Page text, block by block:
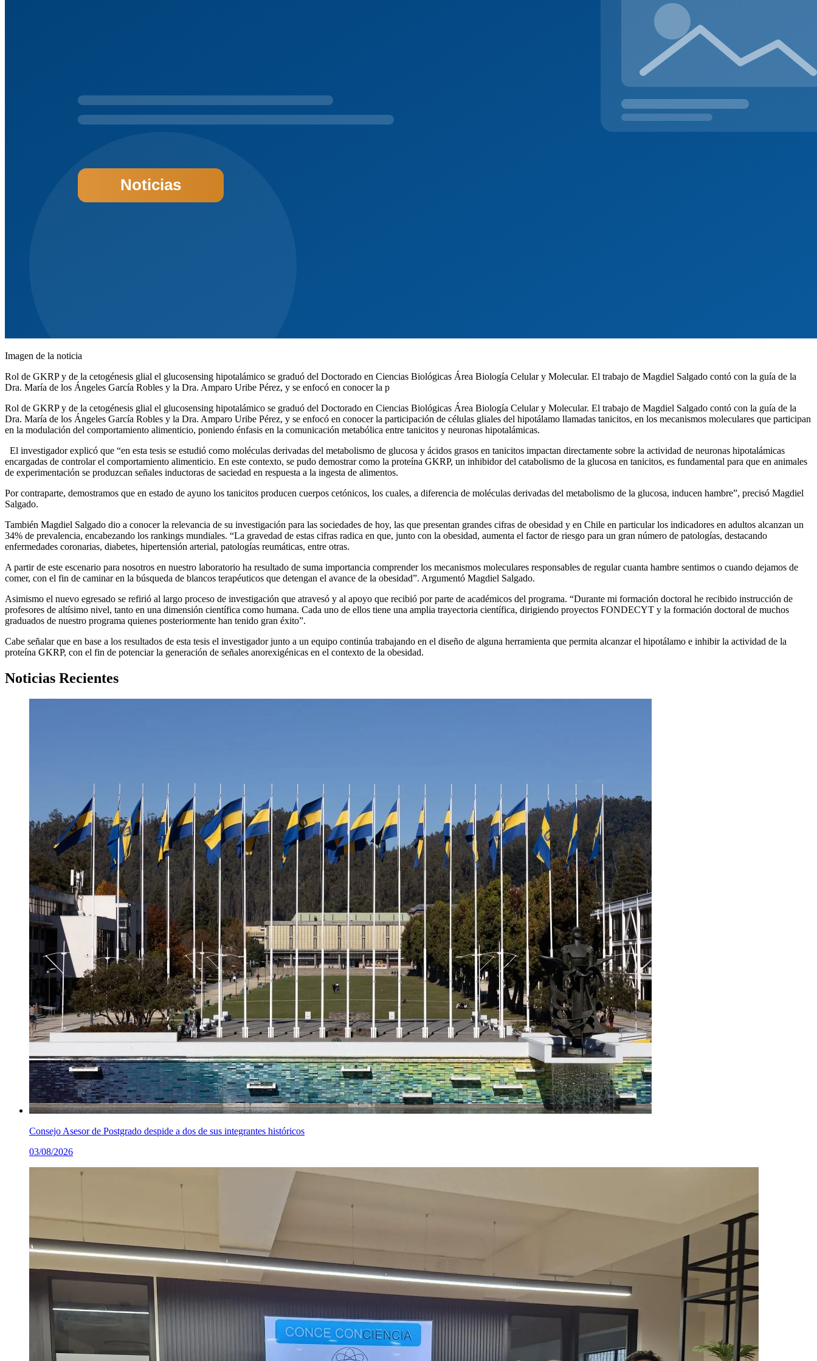
Imagen de la noticia
Rol de GKRP y de la cetogénesis glial el glucosensing hipotalámico se graduó del Doctorado en Ciencias Biológicas Área Biología Celular y Molecular. El trabajo de Magdiel Salgado contó con la guía de la
Dra. María de los Ángeles García Robles y la Dra. Amparo Uribe Pérez, y se enfocó en conocer la p
Rol de GKRP y de la cetogénesis glial el glucosensing hipotalámico se graduó del Doctorado en Ciencias Biológicas Área Biología Celular y Molecular. El trabajo de Magdiel Salgado contó con la guía de la
Dra. María de los Ángeles García Robles y la Dra. Amparo Uribe Pérez, y se enfocó en conocer la participación de células gliales del hipotálamo llamadas tanicitos, en los mecanismos moleculares que participan
en la modulación del comportamiento alimenticio, poniendo énfasis en la comunicación metabólica entre tanicitos y neuronas hipotalámicas.
El investigador explicó que “en esta tesis se estudió como moléculas derivadas del metabolismo de glucosa y ácidos grasos en tanicitos impactan directamente sobre la actividad de neuronas hipotalámicas
encargadas de controlar el comportamiento alimenticio. En este contexto, se pudo demostrar como la proteína GKRP, un inhibidor del catabolismo de la glucosa en tanicitos, es fundamental para que en animales
de experimentación se produzcan señales inductoras de saciedad en respuesta a la ingesta de alimentos.
Por contraparte, demostramos que en estado de ayuno los tanicitos producen cuerpos cetónicos, los cuales, a diferencia de moléculas derivadas del metabolismo de la glucosa, inducen hambre”, precisó Magdiel
Salgado.
También Magdiel Salgado dio a conocer la relevancia de su investigación para las sociedades de hoy, las que presentan grandes cifras de obesidad y en Chile en particular los indicadores en adultos alcanzan un
34% de prevalencia, encabezando los rankings mundiales. “La gravedad de estas cifras radica en que, junto con la obesidad, aumenta el factor de riesgo para un gran número de patologías, destacando
enfermedades coronarias, diabetes, hipertensión arterial, patologías reumáticas, entre otras.
A partir de este escenario para nosotros en nuestro laboratorio ha resultado de suma importancia comprender los mecanismos moleculares responsables de regular cuanta hambre sentimos o cuando dejamos de
comer, con el fin de caminar en la búsqueda de blancos terapéuticos que detengan el avance de la obesidad”. Argumentó Magdiel Salgado.
Asimismo el nuevo egresado se refirió al largo proceso de investigación que atravesó y al apoyo que recibió por parte de académicos del programa. “Durante mi formación doctoral he recibido instrucción de
profesores de altísimo nivel, tanto en una dimensión científica como humana. Cada uno de ellos tiene una amplia trayectoria científica, dirigiendo proyectos FONDECYT y la formación doctoral de muchos
graduados de nuestro programa quienes posteriormente han tenido gran éxito”.
Cabe señalar que en base a los resultados de esta tesis el investigador junto a un equipo continúa trabajando en el diseño de alguna herramienta que permita alcanzar el hipotálamo e inhibir la actividad de la
proteína GKRP, con el fin de potenciar la generación de señales anorexigénicas en el contexto de la obesidad.
Noticias Recientes
Consejo Asesor de Postgrado despide a dos de sus integrantes históricos
03/08/2026